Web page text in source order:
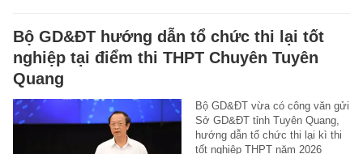
Bộ GD&ĐT hướng dẫn tổ chức thi lại tốt
nghiệp tại điểm thi THPT Chuyên Tuyên
Quang
Bộ GD&ĐT vừa có công văn gửi
Sở GD&ĐT tỉnh Tuyên Quang,
hướng dẫn tổ chức thi lại kì thi
tốt nghiệp THPT năm 2026